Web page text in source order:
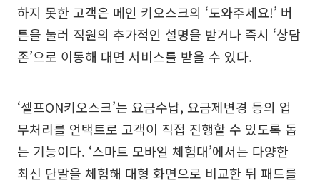
하지 못한 고객은 메인 키오스크의 ‘도와주세요!’ 버
튼을 눌러 직원의 추가적인 설명을 받거나 즉시 ‘상담
존’으로 이동해 대면 서비스를 받을 수 있다.
‘셀프ON키오스크’는 요금수납, 요금제변경 등의 업
무처리를 언택트로 고객이 직접 진행할 수 있도록 돕
는 기능이다. ‘스마트 모바일 체험대’에서는 다양한
최신 단말을 체험해 대형 화면으로 비교한 뒤 패드를